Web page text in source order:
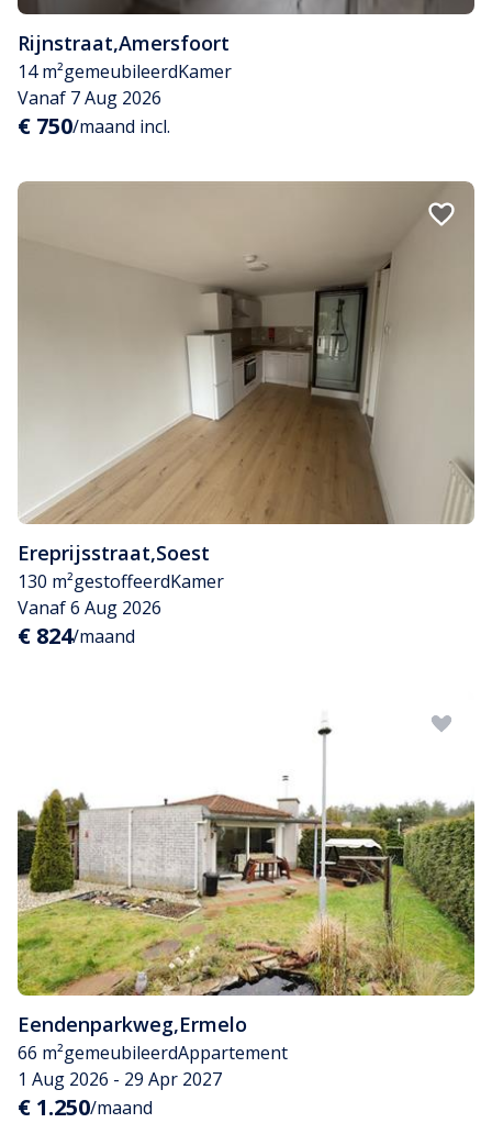
Rijnstraat,Amersfoort
14 m²gemeubileerdKamer
Vanaf 7 Aug 2026
€ 750/maand incl.
Ereprijsstraat,Soest
130 m²gestoffeerdKamer
Vanaf 6 Aug 2026
€ 824/maand
Eendenparkweg,Ermelo
66 m²gemeubileerdAppartement
1 Aug 2026 - 29 Apr 2027
€ 1.250/maand